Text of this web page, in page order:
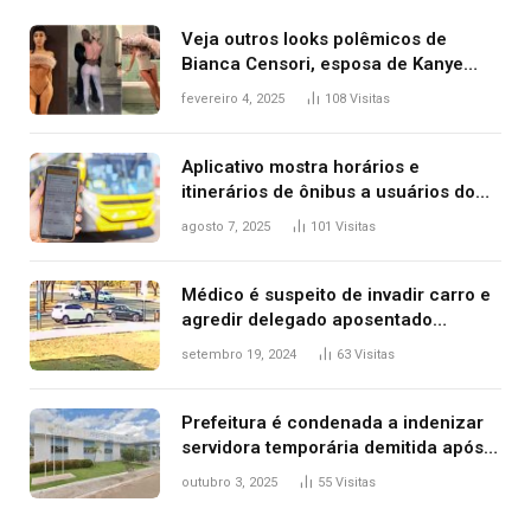
Veja outros looks polêmicos de
Bianca Censori, esposa de Kanye
West que apareceu nua no Grammy
fevereiro 4, 2025 108 Visitas
Aplicativo mostra horários e
itinerários de ônibus a usuários do
transporte público de Palmas; confira
agosto 7, 2025 101 Visitas
Médico é suspeito de invadir carro e
agredir delegado aposentado
durante confusão no trânsito
setembro 19, 2024 63 Visitas
Prefeitura é condenada a indenizar
servidora temporária demitida após
nascimento da filha
outubro 3, 2025 55 Visitas